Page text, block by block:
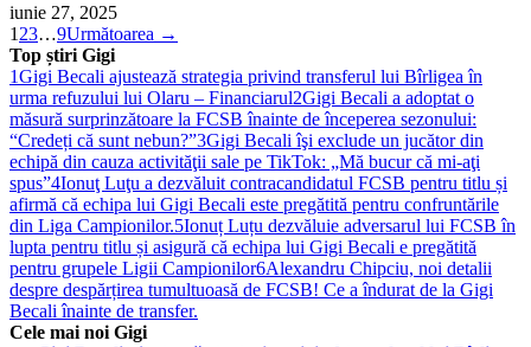
iunie 27, 2025
1 23…9Următoarea →
Top știri Gigi
1Gigi Becali ajustează strategia privind transferul lui Bîrligea în
urma refuzului lui Olaru – Financiarul2Gigi Becali a adoptat o
măsură surprinzătoare la FCSB înainte de începerea sezonului:
“Credeți că sunt nebun?”3Gigi Becali îşi exclude un jucător din
echipă din cauza activităţii sale pe TikTok: „Mă bucur că mi-aţi
spus”4Ionuţ Luţu a dezvăluit contracandidatul FCSB pentru titlu și
afirmă că echipa lui Gigi Becali este pregătită pentru confruntările
din Liga Campionilor.5Ionuț Luțu dezvăluie adversarul lui FCSB în
lupta pentru titlu și asigură că echipa lui Gigi Becali e pregătită
pentru grupele Ligii Campionilor6Alexandru Chipciu, noi detalii
despre despărțirea tumultuoasă de FCSB! Ce a îndurat de la Gigi
Becali înainte de transfer.
Cele mai noi Gigi